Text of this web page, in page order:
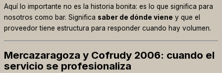
Aquí lo importante no es la historia bonita: es lo que significa para
nosotros como bar. Significa saber de dónde viene y que el
proveedor tiene estructura para responder cuando hay volumen.
Mercazaragoza y Cofrudy 2006: cuando el
servicio se profesionaliza